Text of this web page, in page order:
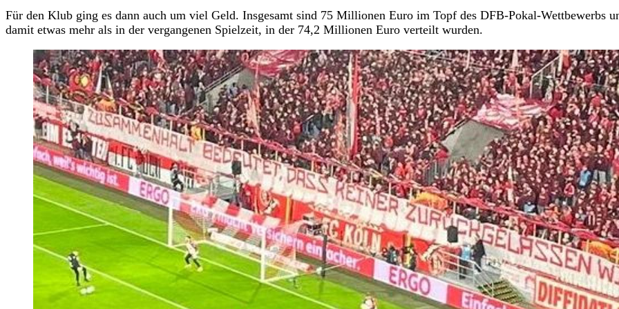
Für den Klub ging es dann auch um viel Geld. Insgesamt sind 75 Millionen Euro im Topf des DFB-Pokal-Wettbewerbs
damit etwas mehr als in der vergangenen Spielzeit, in der 74,2 Millionen Euro verteilt wurden.